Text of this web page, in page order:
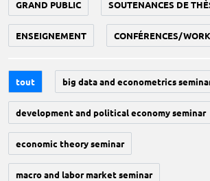
GRAND PUBLIC SOUTENANCES DE
ENSEIGNEMENT CONFÉRENCES/
tout big data and econometrics
development and political economy seminar
economic theory seminar
macro and labor market seminar